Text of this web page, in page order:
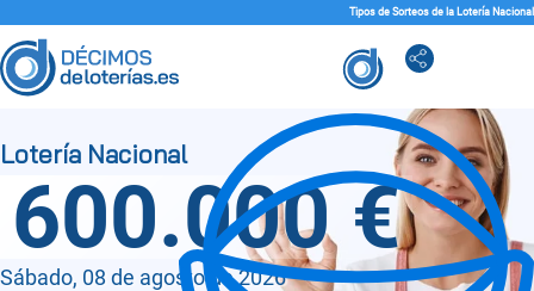
Tipos de Sorteos de la Lotería Nacional
600.000 €
Sábado, 08 de agosto de 2026